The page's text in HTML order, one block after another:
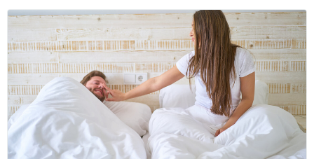
unterstützt du nämlich nicht nur deine Gesundheit, sondern es
hilft dir auch, das Beste aus deinem Tag herauszuholen.